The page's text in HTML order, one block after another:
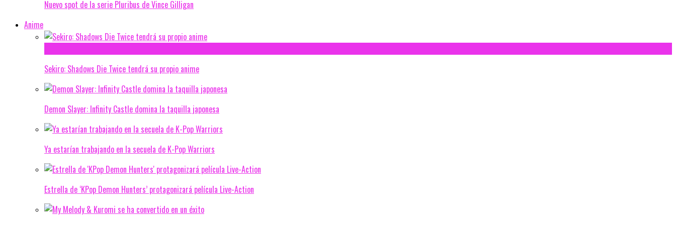
Nuevo spot de la serie Pluribus de Vince Gilligan
Anime
Sekiro: Shadows Die Twice tendrá su propio anime
Demon Slayer: Infinity Castle domina la taquilla japonesa
Ya estarían trabajando en la secuela de K-Pop Warriors
Estrella de ‘KPop Demon Hunters’ protagonizará película Live-Action